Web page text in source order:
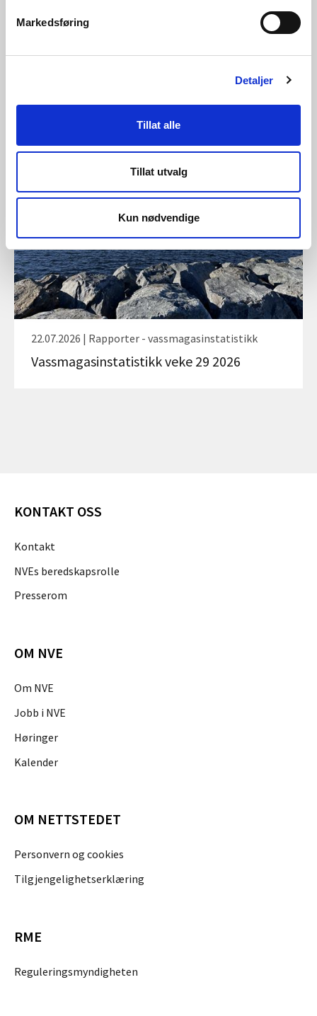
Markedsføring
Detaljer
Tillat alle
Tillat utvalg
Kun nødvendige
28.07.2026 | Rapporter - vassmagasinstatistikk
Vassmagasinstatistikk veke 30 2026
22.07.2026 | Rapporter - vassmagasinstatistikk
Vassmagasinstatistikk veke 29 2026
KONTAKT OSS
Kontakt
NVEs beredskapsrolle
Presserom
OM NVE
Om NVE
Jobb i NVE
Høringer
Kalender
OM NETTSTEDET
Personvern og cookies
Tilgjengelighetserklæring
RME
Reguleringsmyndigheten